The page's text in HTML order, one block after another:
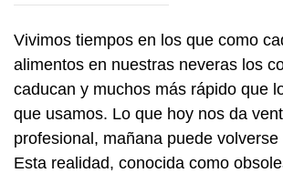
Vivimos tiempos en los que como
alimentos en nuestras neveras los
caducan y muchos más rápido que
que usamos. Lo que hoy nos da
profesional, mañana puede volverse
Esta realidad, conocida como